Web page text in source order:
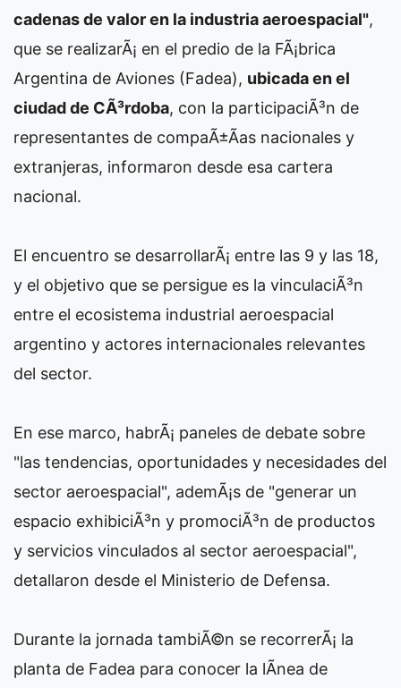
cadenas de valor en la industria aeroespacial",
que se realizarÃ¡ en el predio de la FÃ¡brica
Argentina de Aviones (Fadea), ubicada en el
ciudad de CÃ³rdoba, con la participaciÃ³n de
representantes de compaÃ±Ã­as nacionales y
extranjeras, informaron desde esa cartera
nacional.
El encuentro se desarrollarÃ¡ entre las 9 y las 18,
y el objetivo que se persigue es la vinculaciÃ³n
entre el ecosistema industrial aeroespacial
argentino y actores internacionales relevantes
del sector.
En ese marco, habrÃ¡ paneles de debate sobre
"las tendencias, oportunidades y necesidades del
sector aeroespacial", ademÃ¡s de "generar un
espacio exhibiciÃ³n y promociÃ³n de productos
y servicios vinculados al sector aeroespacial",
detallaron desde el Ministerio de Defensa.
Durante la jornada tambiÃ©n se recorrerÃ¡ la
planta de Fadea para conocer la lÃ­nea de